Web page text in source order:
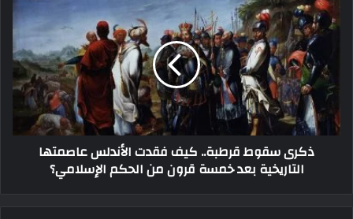
ذكرى سقوط قرطبة.. كيف فقدت الأندلس عاصمتها
التاريخية بعد خمسة قرون من الحكم الإسلامي؟